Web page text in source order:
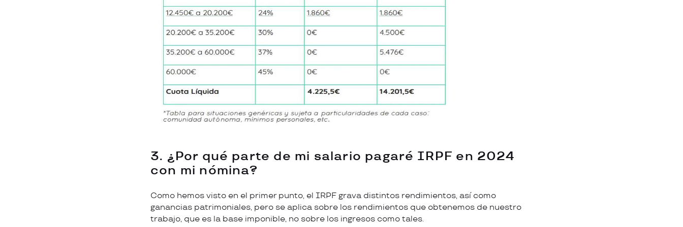
3. ¿Por qué parte de mi salario pagaré IRPF en 2024
con mi nómina?
Como hemos visto en el primer punto, el IRPF grava distintos rendimientos, así como
ganancias patrimoniales, pero se aplica sobre los rendimientos que obtenemos de nuestro
trabajo, que es la base imponible, no sobre los ingresos como tales.